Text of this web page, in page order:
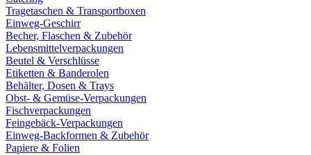
Tragetaschen & Transportboxen
Einweg-Geschirr
Becher, Flaschen & Zubehör
Lebensmittelverpackungen
Beutel & Verschlüsse
Etiketten & Banderolen
Behälter, Dosen & Trays
Obst- & Gemüse-Verpackungen
Fischverpackungen
Feingebäck-Verpackungen
Einweg-Backformen & Zubehör
Papiere & Folien